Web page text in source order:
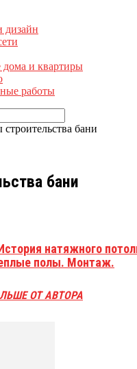
дизайн
дома и квартиры
работы
строительства бани
бани
натяжного
полы. Монтаж.
ОТ АВТОРА